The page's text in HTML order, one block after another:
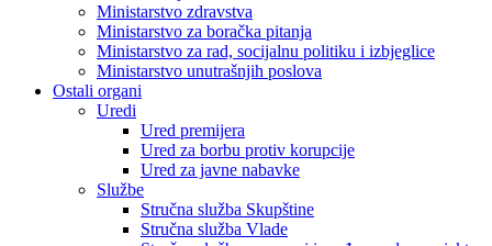
Ministarstvo zdravstva
Ministarstvo za boračka pitanja
Ministarstvo za rad, socijalnu politiku i izbjeglice
Ministarstvo unutrašnjih poslova
Ostali organi
Uredi
Ured premijera
Ured za borbu protiv korupcije
Ured za javne nabavke
Službe
Stručna služba Skupštine
Stručna služba Vlade